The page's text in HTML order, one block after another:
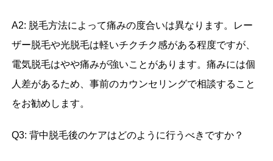
A2: 脱毛方法によって痛みの度合いは異なります。レー
ザー脱毛や光脱毛は軽いチクチク感がある程度ですが、
電気脱毛はやや痛みが強いことがあります。痛みには個
人差があるため、事前のカウンセリングで相談すること
をお勧めします。
Q3: 背中脱毛後のケアはどのように行うべきですか？